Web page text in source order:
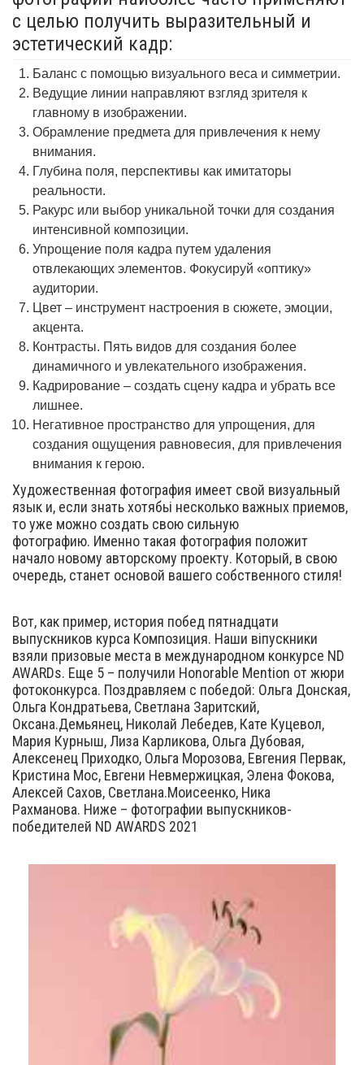
с целью получить выразительный и
эстетический кадр:
Баланс с помощью визуального веса и симметрии.
Ведущие линии направляют взгляд зрителя к
главному в изображении.
Обрамление предмета для привлечения к нему
внимания.
Глубина поля, перспективы как имитаторы
реальности.
Ракурс или выбор уникальной точки для создания
интенсивной композиции.
Упрощение поля кадра путем удаления
отвлекающих элементов. Фокусируй «оптику»
аудитории.
Цвет – инструмент настроения в сюжете, эмоции,
акцента.
Контрасты. Пять видов для создания более
динамичного и увлекательного изображения.
Кадрирование – создать сцену кадра и убрать все
лишнее.
Негативное пространство для упрощения, для
создания ощущения равновесия, для привлечения
внимания к герою.
Художественная фотография имеет свой визуальный
язык и, если знать хотябьі несколько важных приемов,
то уже можно создать свою сильную
фотографию. Именно такая фотография положит
начало новому авторскому проекту. Который, в свою
очередь, станет основой вашего собственного стиля!
Вот, как пример, история побед пятнадцати
выпускников курса Композиция. Наши віпускники
взяли призовые места в международном конкурсе ND
AWARDs. Еще 5 – получили Honorable Mention от жюри
фотоконкурса. Поздравляем с победой: Ольга Донская,
Ольга Кондратьева, Светлана Заритский,
Оксана.Демьянец, Николай Лебедев, Кате Куцевол,
Мария Курныш, Лиза Карликова, Ольга Дубовая,
Алексенец Приходко, Ольга Морозова, Евгения Первак,
Кристина Мос, Евгени Невмержицкая, Элена Фокова,
Алексей Сахов, Светлана.Моисеенко, Ника
Рахманова. Ниже – фотографии выпускников-
победителей ND AWARDS 2021